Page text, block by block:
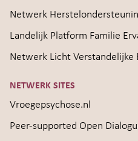
Netwerk
Landelijk Platform Familie
Netwerk Licht Verstandelijke
NETWERK SITES
Vroegepsychose.nl
Peer-supported Open